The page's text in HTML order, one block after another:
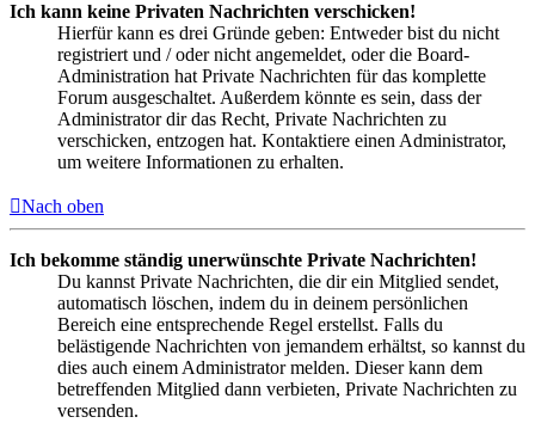
Ich kann keine Privaten Nachrichten verschicken!
Hierfür kann es drei Gründe geben: Entweder bist du nicht
registriert und / oder nicht angemeldet, oder die Board-
Administration hat Private Nachrichten für das komplette
Forum ausgeschaltet. Außerdem könnte es sein, dass der
Administrator dir das Recht, Private Nachrichten zu
verschicken, entzogen hat. Kontaktiere einen Administrator,
um weitere Informationen zu erhalten.
Nach oben
Ich bekomme ständig unerwünschte Private Nachrichten!
Du kannst Private Nachrichten, die dir ein Mitglied sendet,
automatisch löschen, indem du in deinem persönlichen
Bereich eine entsprechende Regel erstellst. Falls du
belästigende Nachrichten von jemandem erhältst, so kannst du
dies auch einem Administrator melden. Dieser kann dem
betreffenden Mitglied dann verbieten, Private Nachrichten zu
versenden.